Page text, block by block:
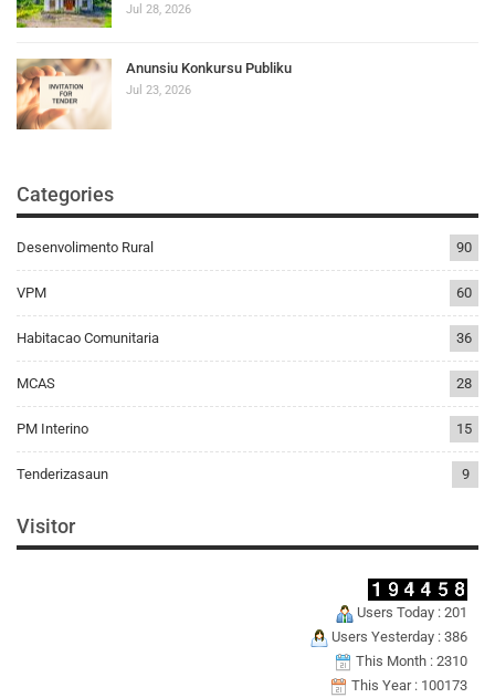
Jul 28, 2026
Anunsiu Konkursu Publiku
Jul 23, 2026
Categories
Desenvolimento Rural 90
VPM 60
Habitacao Comunitaria 36
MCAS 28
PM Interino 15
Tenderizasaun 9
Visitor
Users Today : 201
Users Yesterday : 386
This Month : 2310
This Year : 100173